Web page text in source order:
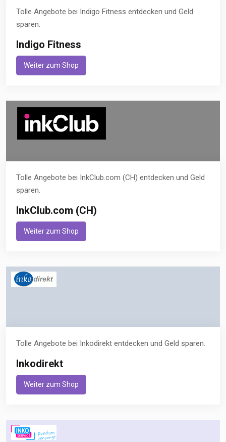
Tolle Angebote bei Indigo Fitness entdecken und Geld
sparen.
Indigo Fitness
Weiter zum Shop
Tolle Angebote bei InkClub.com (CH) entdecken und Geld
sparen.
InkClub.com (CH)
Weiter zum Shop
Tolle Angebote bei Inkodirekt entdecken und Geld sparen.
Inkodirekt
Weiter zum Shop